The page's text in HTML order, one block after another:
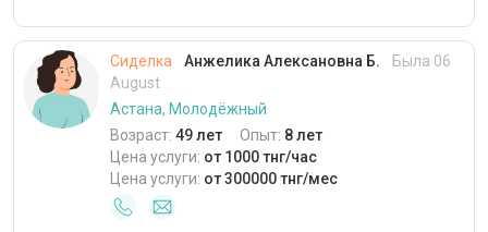
Сиделка Анжелика Алексановна Б.
Была 06
August
Астана, Молодёжный
Возраст: 49 лет Опыт: 8 лет
Цена услуги: от 1000 тнг/час
Цена услуги: от 300000 тнг/мес